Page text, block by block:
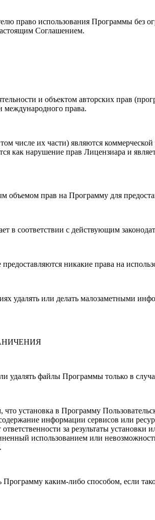
право использования Программы
Соглашением.
и объектом авторских прав
международного права.
числе их части) являются
как нарушение прав Лицензиара и
объемом прав на Программу для
в соответствии с действующим
никакие права на
удалять или делать малозаметными
удалять файлы Программы только в
установка в Программу
информации сервисов или
ответственности за результаты
использованием или
Программу каким-либо способом, если